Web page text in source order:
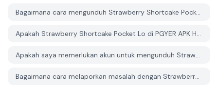
Bagaimana cara mengunduh Strawberry Shortcake Pocket Lo dari PGYER APK HUB?
Apakah Strawberry Shortcake Pocket Lo di PGYER APK HUB gratis untuk diunduh?
Apakah saya memerlukan akun untuk mengunduh Strawberry Shortcake Pocket Lo dari PGYER APK HUB?
Bagaimana cara melaporkan masalah dengan Strawberry Shortcake Pocket Lo di PGYER APK HUB?